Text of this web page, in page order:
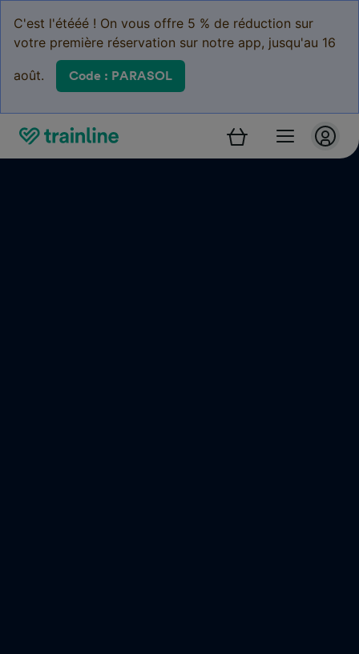
C'est l'étééé ! On vous offre 5 % de réduction sur
votre première réservation sur notre app, jusqu'au 16
août. Code : PARASOL